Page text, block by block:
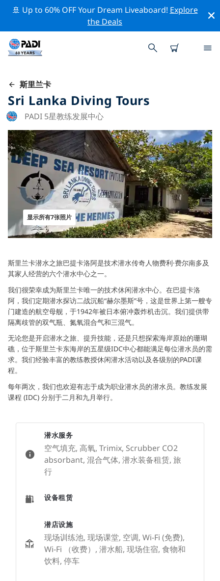
🚢 Up to 60% OFF Your Dream Liveaboard! Explore
the Deals
斯里兰卡
Sri Lanka Diving Tours
PADI 5星教练发展中心
显示所有7张照片
斯里兰卡潜水之旅巴提卡洛阿是技术潜水传奇人物费利·费尔南多及
其家人经营的六个潜水中心之一。
我们很荣幸成为斯里兰卡唯一的技术休闲潜水中心。在巴提卡洛
阿，我们定期潜水探访二战沉船“赫尔墨斯”号，这是世界上第一艘专
门建造的航空母舰，于1942年被日本俯冲轰炸机击沉。我们提供带
隔离歧管的双气瓶、氮氧混合气和三混气。
无论您是开启潜水之旅、提升技能，还是只想探索海岸原始的珊瑚
礁，位于斯里兰卡东海岸的五星级IDC中心都能满足每位潜水员的需
求。我们经验丰富的教练教授休闲潜水活动以及各级别的PADI课
程。
每年两次，我们也欢迎有志于成为职业潜水员的潜水员。教练发展
课程 (IDC) 分别于二月和九月举行。
潜水服务
空气填充, 高氧, Trimix, Scrubber CO2
absorbant, 混合气体, 潜水装备租赁, 旅
行
设备租赁
潜店设施
现场训练池, 现场课堂, 空调, Wi-Fi (免费),
Wi-Fi （收费）, 潜水船, 现场住宿, 食物和
饮料, 停车